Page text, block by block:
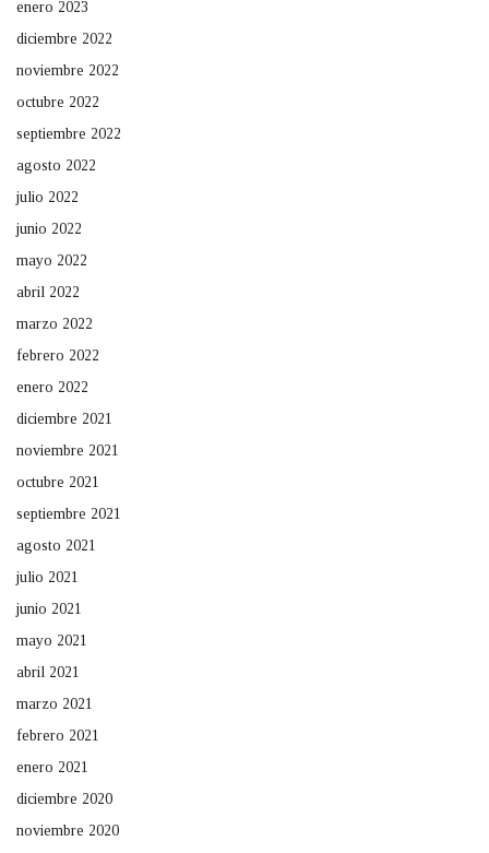
enero 2023
diciembre 2022
noviembre 2022
octubre 2022
septiembre 2022
agosto 2022
julio 2022
junio 2022
mayo 2022
abril 2022
marzo 2022
febrero 2022
enero 2022
diciembre 2021
noviembre 2021
octubre 2021
septiembre 2021
agosto 2021
julio 2021
junio 2021
mayo 2021
abril 2021
marzo 2021
febrero 2021
enero 2021
diciembre 2020
noviembre 2020